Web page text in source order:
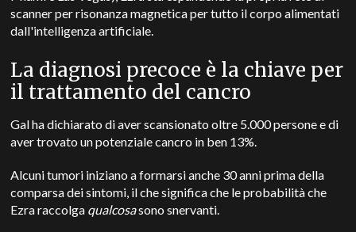
scanner per risonanza magnetica per tutto il corpo alimentati
dall'intelligenza artificiale.
La diagnosi precoce è la chiave per
il trattamento del cancro
Gal ha dichiarato di aver scansionato oltre 5.000 persone e di
aver trovato un potenziale cancro in ben 13%.
Alcuni tumori iniziano a formarsi anche 30 anni prima della
comparsa dei sintomi, il che significa che le probabilità che
Ezra raccolga qualcosasono snervanti.